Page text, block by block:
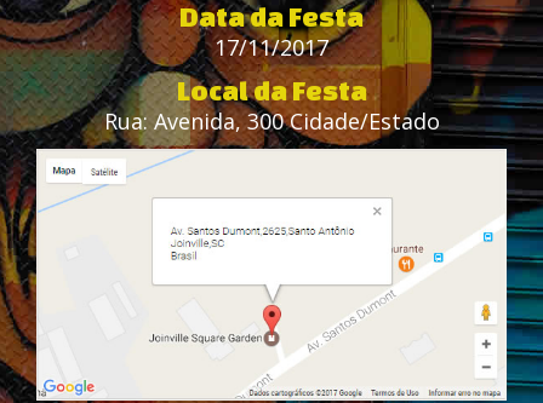
Data da Festa
17/11/2017
Local da Festa
Rua: Avenida, 300 Cidade/Estado